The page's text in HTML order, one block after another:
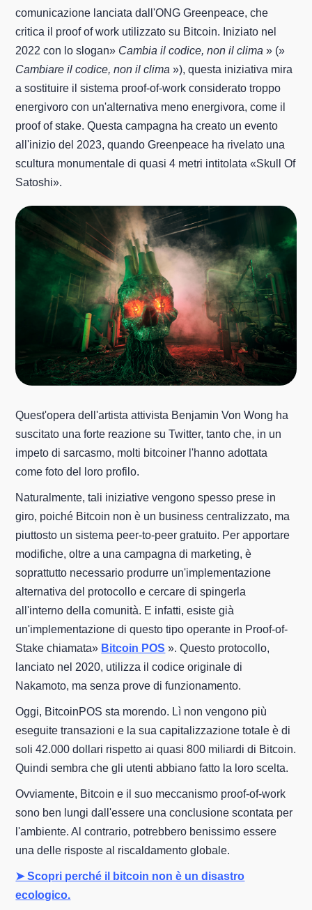
comunicazione lanciata dall'ONG Greenpeace, che
critica il proof of work utilizzato su Bitcoin. Iniziato nel
2022 con lo slogan» Cambia il codice, non il clima » (»
Cambiare il codice, non il clima»), questa iniziativa mira
a sostituire il sistema proof-of-work considerato troppo
energivoro con un'alternativa meno energivora, come il
proof of stake. Questa campagna ha creato un evento
all'inizio del 2023, quando Greenpeace ha rivelato una
scultura monumentale di quasi 4 metri intitolata «Skull Of
Satoshi».
Quest'opera dell'artista attivista Benjamin Von Wong ha
suscitato una forte reazione su Twitter, tanto che, in un
impeto di sarcasmo, molti bitcoiner l'hanno adottata
come foto del loro profilo.
Naturalmente, tali iniziative vengono spesso prese in
giro, poiché Bitcoin non è un business centralizzato, ma
piuttosto un sistema peer-to-peer gratuito. Per apportare
modifiche, oltre a una campagna di marketing, è
soprattutto necessario produrre un'implementazione
alternativa del protocollo e cercare di spingerla
all'interno della comunità. E infatti, esiste già
un'implementazione di questo tipo operante in Proof-of-
Stake chiamata» Bitcoin POS ». Questo protocollo,
lanciato nel 2020, utilizza il codice originale di
Nakamoto, ma senza prove di funzionamento.
Oggi, BitcoinPOS sta morendo. Lì non vengono più
eseguite transazioni e la sua capitalizzazione totale è di
soli 42.000 dollari rispetto ai quasi 800 miliardi di Bitcoin.
Quindi sembra che gli utenti abbiano fatto la loro scelta.
Ovviamente, Bitcoin e il suo meccanismo proof-of-work
sono ben lungi dall'essere una conclusione scontata per
l'ambiente. Al contrario, potrebbero benissimo essere
una delle risposte al riscaldamento globale.
➤ Scopri perché il bitcoin non è un disastro
ecologico.